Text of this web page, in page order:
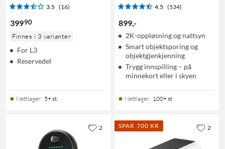
3.5 (16)
39990
Finnes i 3 varianter
For L3
Reservedel
Nettlager: 5+ st
4.5 (534)
899,-
2K-oppløsning og nattsyn
Smart objektsporing og
objektgjenkjenning
Trygg innspilling – på
minnekort eller i skyen
Nettlager: 100+ st
2 SPAR 700 KR 2